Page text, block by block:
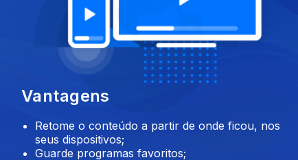
Vantagens
Retome o conteúdo a partir de onde ficou, nos
seus dispositivos;
Guarde programas favoritos;